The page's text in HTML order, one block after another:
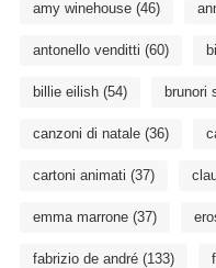
amy winehouse(46)
antonello venditti (60)
billie eilish(54) brunori
canzoni di natale(36)
cartoni animati (37)
emma marrone(37)
fabrizio de andré(133)